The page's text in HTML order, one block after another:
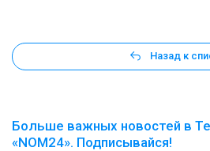
Назад к
Больше важных новостей в
«NOM24». Подписывайся!